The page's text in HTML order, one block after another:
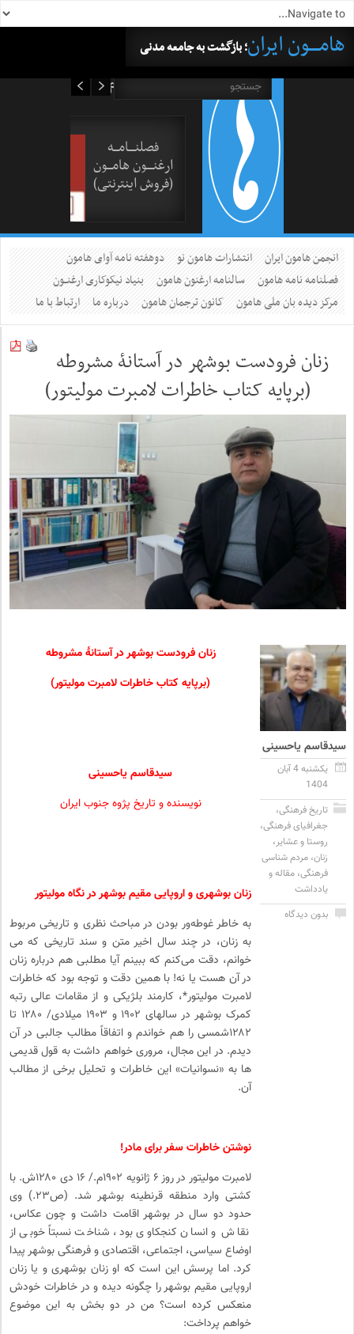
هامــــون ایران؛ بازگشت به جامعه مدنی
فصلنــــامـــه
ارغنــــون هامـــون
(فروش اینترنتی)
انجمن هامون ایران انتشارات هامون نو
دوهفته نامه آوای هامون
فصلنامه نامه هامون
سالنامه ارغنون هامون
بنیاد نیکوکاری ارغنــون
مرکز دیده بان ملی هامون
کانون ترجمان هامون درباره ما ارتباط با ما
زنان فرودست بوشهر در آستانۀ مشروطه
(برپایه کتاب خاطرات لامبرت مولیتور)
سیدقاسم یاحسینی
یکشنبه 4 آبان
1404
تاریخ فرهنگی،
جغرافیای فرهنگی،
روستا و عشایر،
زنان، مردم شناسی
فرهنگی، مقاله و
یادداشت
بدون دیدگاه
زنان فرودست بوشهر در آستانۀ مشروطه
(برپایه کتاب خاطرات لامبرت مولیتور)
سیدقاسم یاحسینی
نویسنده و تاریخ پژوه جنوب ایران
زنان بوشهری و اروپایی مقیم بوشهر در نگاه مولیتور
به خاطر غوطه­‌ور بودن در مباحث نظری و تاریخی مربوط
به زنان، در چند سال اخیر متن و سند تاریخی که می­‌
خوانم، دقت می­‌کنم که ببینم آیا مطلبی هم درباره زنان
در آن هست یا نه! با همین دقت و توجه بود که خاطرات
لامبرت مولیتور*، کارمند بلژیکی و از مقامات عالی رتبه
کمرک بوشهر در سال­های ۱۹۰۲ و ۱۹۰۳ میلادی/ ۱۲۸۰ تا
۱۲۸۲شمسی را هم خواندم و اتفاقاً مطالب جالبی در آن
دیدم. در این مجال، مروری خواهم داشت به قول قدیمی­‌
ها به «نسوانیات» این خاطرات و تحلیل برخی از مطالب
آن.
نوشتن خاطرات سفر برای مادر!
لامبرت مولیتور در روز ۶ ژانویه ۱۹۰۲م./ ۱۶ دی ۱۲۸۰ش. با
کشتی وارد منطقه قرنطینه بوشهر شد. (ص۲۳.) وی
حدود دو سال در بوشهر اقامت داشت و چون عکاس،
نقاش و انسان کنجکاوی بود، شناخت نسبتاً خوبی از
اوضاع سیاسی، اجتماعی، اقتصادی و فرهنگی بوشهر پیدا
کرد. اما پرسش این است که او زنان بوشهری و یا زنان
اروپایی مقیم بوشهر را چگونه دیده و در خاطرات خودش
منعکس کرده است؟ من در دو بخش به این موضوع
خواهم پرداخت: